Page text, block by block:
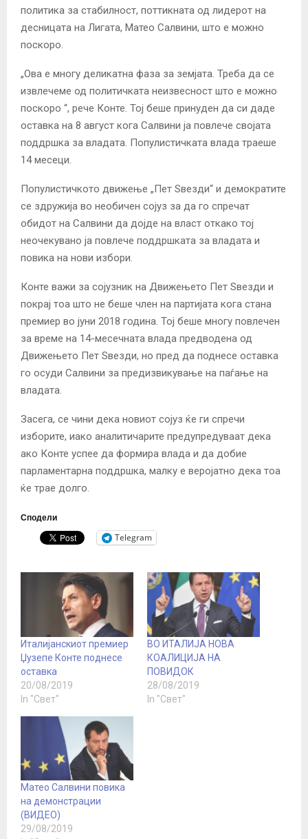
политика за стабилност, поттикната од лидерот на
десницата на Лигата, Матео Салвини, што е можно
поскоро.
„Ова е многу деликатна фаза за земјата. Треба да се
извлечеме од политичката неизвесност што е можно
поскоро “, рече Конте. Тој беше принуден да си даде
оставка на 8 август кога Салвини ја повлече својата
поддршка за владата. Популистичката влада траеше
14 месеци.
Популистичкото движење „Пет Sвезди“ и демократите
се здружија во необичен сојуз за да го спречат
обидот на Салвини да дојде на власт откако тој
неочекувано ја повлече поддршката за владата и
повика на нови избори.
Конте важи за сојузник на Движењето Пет Sвезди и
покрај тоа што не беше член на партијата кога стана
премиер во јуни 2018 година. Тој беше многу повлечен
за време на 14-месечната влада предводена од
Движењето Пет Sвезди, но пред да поднесе оставка
го осуди Салвини за предизвикување на паѓање на
владата.
Засега, се чини дека новиот сојуз ќе ги спречи
изборите, иако аналитичарите предупредуваат дека
ако Конте успее да формира влада и да добие
парламентарна поддршка, малку е веројатно дека тоа
ќе трае долго.
Сподели
Telegram
Италијанскиот премиер
Џузепе Конте поднесе
оставка
20/08/2019
In "Свет"
ВО ИТАЛИЈА НОВА
КОАЛИЦИЈА НА
ПОВИДОК
28/08/2019
In "Свет"
Матео Салвини повика
на демонстрации
(ВИДЕО)
29/08/2019